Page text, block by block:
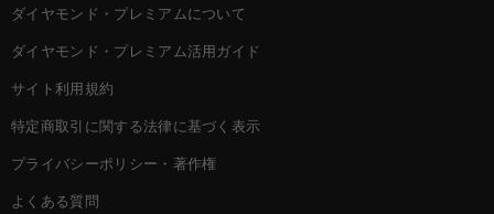
ダイヤモンド・プレミアムについて
ダイヤモンド・プレミアム活用ガイド
サイト利用規約
特定商取引に関する法律に基づく表示
プライバシーポリシー・著作権
よくある質問